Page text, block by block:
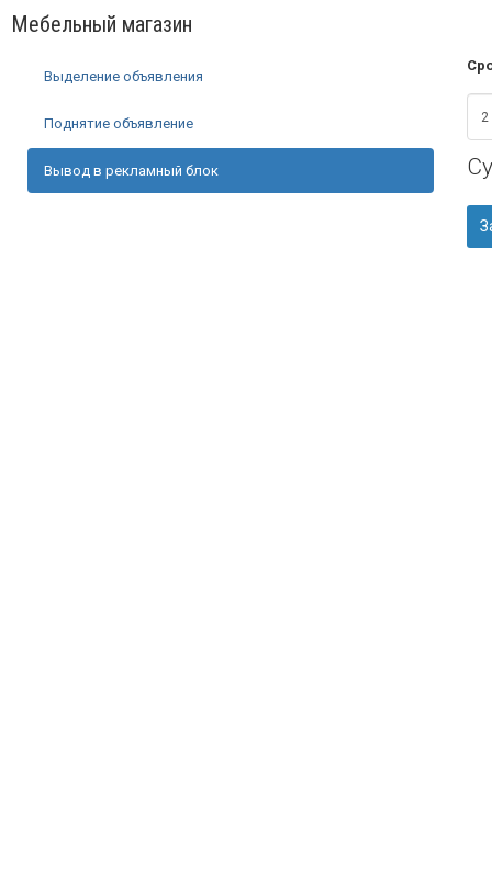
Мебельный магазин
Выделение объявления
Поднятие объявление
Вывод в рекламный блок